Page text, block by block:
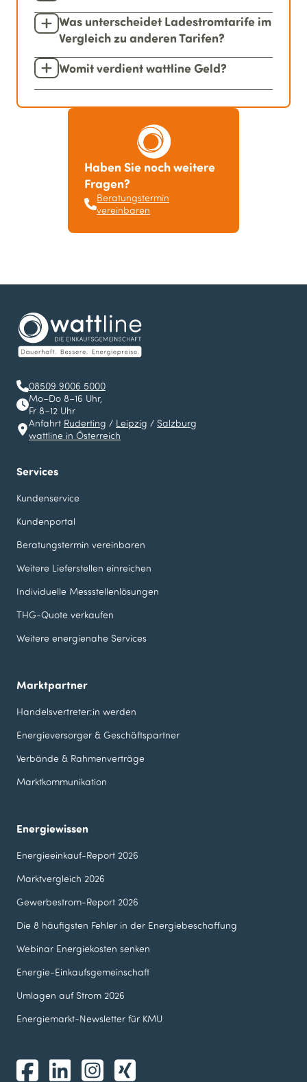
Was unterscheidet Ladestromtarife im
Vergleich zu anderen Tarifen?
Womit verdient wattline Geld?
Haben Sie noch weitere
Fragen?
Beratungstermin
vereinbaren
08509 9006 5000
Mo–Do 8–16 Uhr,
Fr 8–12 Uhr
Anfahrt Ruderting / Leipzig / Salzburg
wattline in Österreich
Services
Kundenservice
Kundenportal
Beratungstermin vereinbaren
Weitere Lieferstellen einreichen
Individuelle Messstellen­lösungen
THG-Quote verkaufen
Weitere energienahe Services
Marktpartner
Handelsvertreter:in werden
Energieversorger & Geschäfts­partner
Verbände & Rahmenverträge
Marktkommunikation
Energiewissen
Energieeinkauf-Report 2026
Marktvergleich 2026
Gewerbestrom-Report 2026
Die 8 häufigsten Fehler in der Energie­beschaffung
Webinar Energie­kosten senken
Energie-Einkaufsgemeinschaft
Umlagen auf Strom 2026
Energiemarkt-Newsletter für KMU